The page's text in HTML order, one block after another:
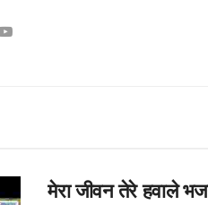
मेरा जीवन तेरे हवाले